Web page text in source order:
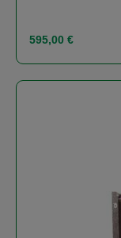
Regulärer Preis:
595,00 €